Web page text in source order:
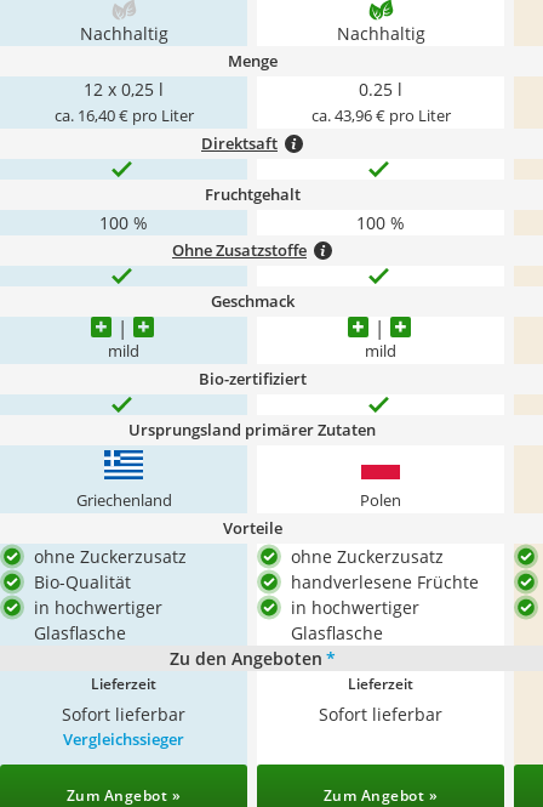
Nachhaltig Nachhaltig
Menge
12 x 0,25 l
ca. 16,40 € pro Liter
0.25 l
ca. 43,96 € pro Liter
Direktsaft
Fruchtgehalt
100 % 100 %
Ohne Zusatzstoffe
Geschmack
mild mild
Bio-zertifiziert
Ursprungsland primärer Zutaten
Griechenland Polen
Vorteile
ohne Zuckerzusatz
Bio-Qualität
in hochwertiger
Glasflasche
ohne Zuckerzusatz
handverlesene Früchte
in hochwertiger
Glasflasche
Zu den Angeboten *
Lieferzeit
Sofort lieferbar
Lieferzeit
Sofort lieferbar
Vergleichssieger
Zum Angebot » Zum Angebot »